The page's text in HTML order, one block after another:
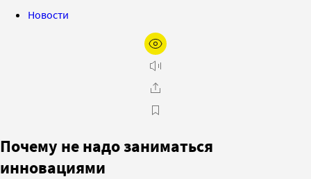
Новости
Почему не надо заниматься
инновациями